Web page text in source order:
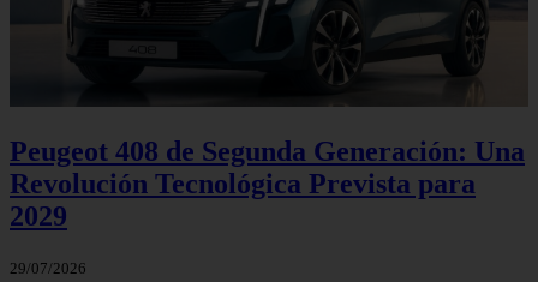
Peugeot 408 de Segunda Generación: Una
Revolución Tecnológica Prevista para
2029
29/07/2026